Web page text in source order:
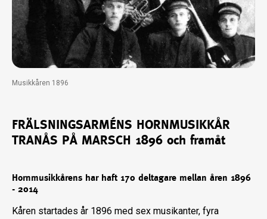
Musikkåren 1896
FRÄLSNINGSARMÉNS HORNMUSIKKÅR
TRANÅS PÅ MARSCH 1896 och framåt
Hornmusikkårens har haft 170 deltagare mellan åren 1896
- 2014
Kåren startades år 1896 med sex musikanter, fyra